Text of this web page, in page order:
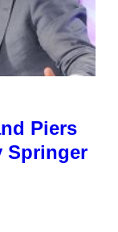
Piers
Springer